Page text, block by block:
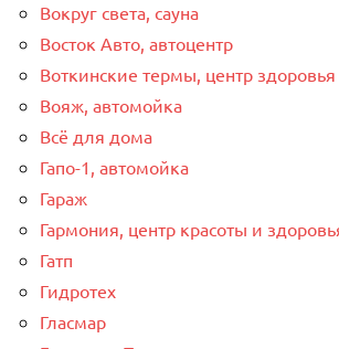
Вокруг света, сауна
Восток Авто, автоцентр
Воткинские термы, центр
Вояж, автомойка
Всё для дома
Гапо-1, автомойка
Гараж
Гармония, центр красоты и
Гатп
Гидротех
Гласмар